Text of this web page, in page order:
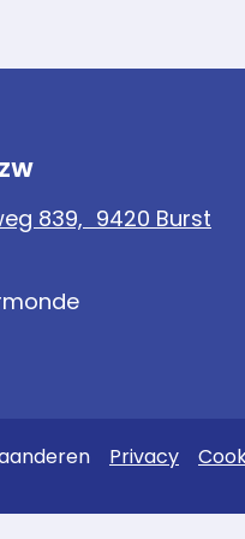
839, 9420 Burst
Privacy